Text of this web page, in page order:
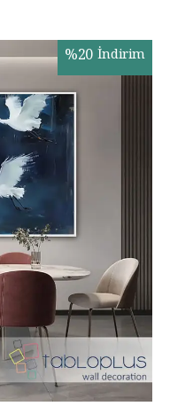
%20 İndirim